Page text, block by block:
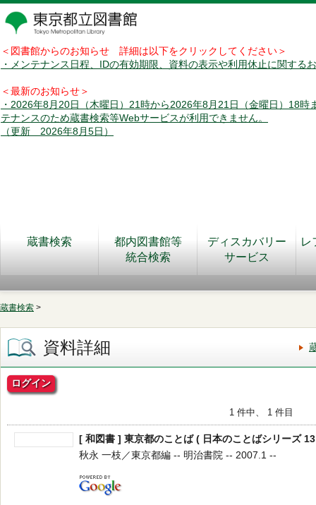
＜図書館からのお知らせ 詳細は以下をクリックしてください＞
・メンテナンス日程、IDの有効期限、資料の表示や利用休止に関する
＜最新のお知らせ＞
・2026年8月20日（木曜日）21時から2026年8月21日（金曜日）18時
テナンスのため蔵書検索等Webサービスが利用できません。
（更新 2026年8月5日）
蔵書検索
都内図書館等
統合検索
ディスカバリー
サービス
レ
蔵書検索 >
資料詳細
ログイン
1 件中、 1 件目
[ 和図書 ] 東京都のことば ( 日本のことばシリーズ
秋永 一枝／東京都編 -- 明治書院 -- 2007.1 --